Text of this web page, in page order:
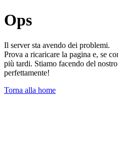
Ops
Il server sta avendo dei problemi.
Prova a ricaricare la pagina e, se
più tardi. Stiamo facendo del
perfettamente!
Torna alla home